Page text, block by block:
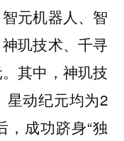
元机器人、智
玑技术、千寻
其中，神玑技
星动纪元均为2
，成功跻身“独